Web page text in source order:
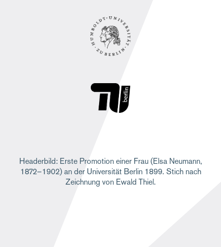
Headerbild: Erste Promotion einer Frau (Elsa Neumann,
1872–1902) an der Universität Berlin 1899. Stich nach
Zeichnung von Ewald Thiel.